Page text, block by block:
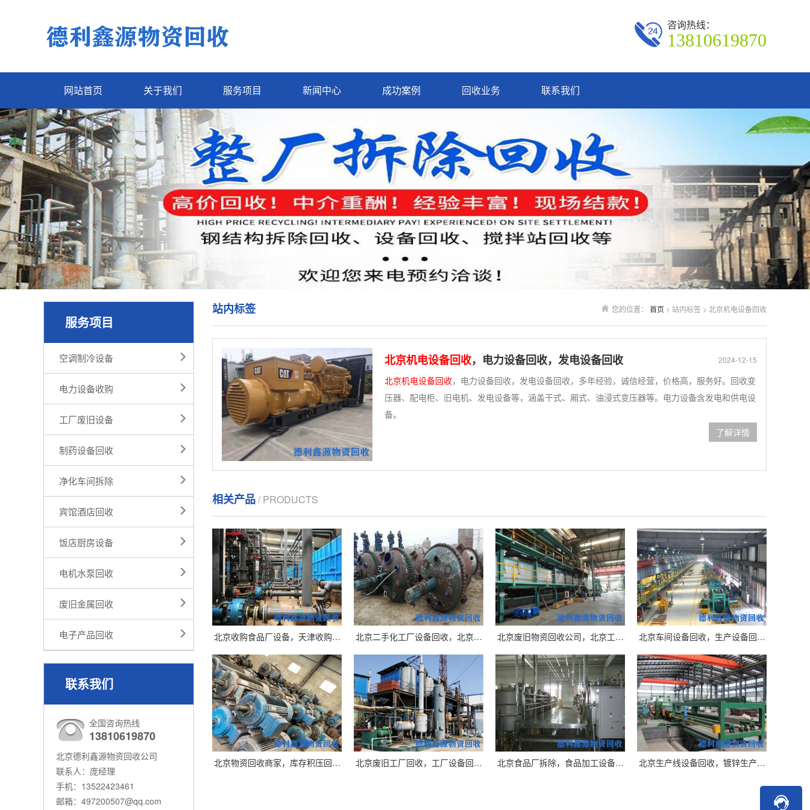
咨询热线：
13810619870
网站首页 关于我们 服务项目 新闻中心 成功案例 回收业务 联系我们
服务项目
空调制冷设备
电力设备收购
工厂废旧设备
制药设备回收
净化车间拆除
宾馆酒店回收
饭店厨房设备
电机水泵回收
废旧金属回收
电子产品回收
联系我们
全国咨询热线
13810619870
北京德利鑫源物资回收公司
联系人：庞经理
手机：13522423461
邮箱：497200507@qq.com
您的位置： 首页 > 站内标签 > 北京机电设备回收
站内标签
2024-12-15
北京机电设备回收，电力设备回收，发电设备回收
北京机电设备回收，电力设备回收，发电设备回收，多年经验，诚信经营，价格高，服务好。回收变
压器、配电柜、旧电机、发电设备等，涵盖干式、厢式、油浸式变压器等。电力设备含发电和供电设
备。
了解详情
相关产品/ PRODUCTS
北京收购食品厂设备，天津收购… 北京二手化工厂设备回收，北京… 北京废旧物资回收公司，北京工… 北京车间设备回收，生产设备回…
北京物资回收商家，库存积压回… 北京废旧工厂回收，工厂设备回… 北京食品厂拆除，食品加工设备… 北京生产线设备回收，镀锌生产…